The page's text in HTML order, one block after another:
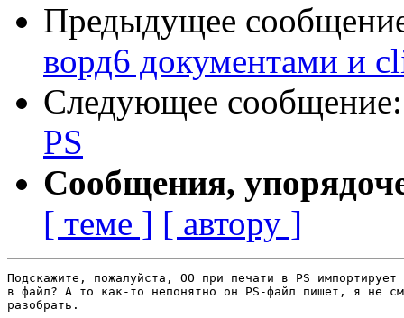
Предыдущее
ворд6 документами и
Следующее
PS
Сообщения,
[ теме ] [ автору ]
Подскажите, пожалуйста, OO при печати в PS импортирует
в файл? А то как-то непонятно он PS-файл пишет, я не
разобрать.